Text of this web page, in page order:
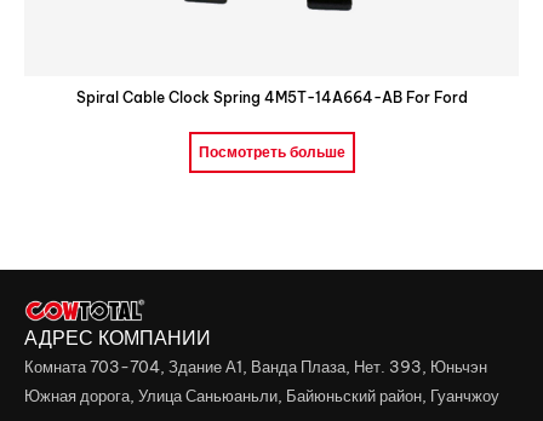
Spiral Cable Clock Spring 4M5T-14A664-AB For Ford
Посмотреть больше
АДРЕС КОМПАНИИ
Комната 703-704, Здание А1, Ванда Плаза, Нет. 393, Юньчэн
Южная дорога, Улица Саньюаньли, Байюньский район, Гуанчжоу